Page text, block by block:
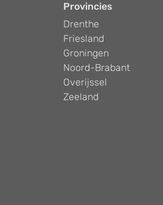
Provincies
Drenthe
Friesland
Groningen
Noord-Brabant
Overijssel
Zeeland